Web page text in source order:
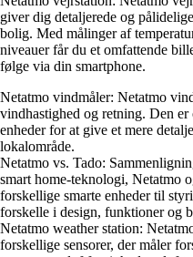
giver dig detaljerede og
bolig. Med målinger af
niveauer får du et omfattende
følge via din smartphone.
Netatmo vindmåler: Netatmo
vindhastighed og retning. Den
enheder for at give et mere
lokalområde.
Netatmo vs. Tado:
smart home-teknologi, Netatmo
forskellige smarte enheder til
forskelle i design, funktioner og
Netatmo weather station:
forskellige sensorer, der måler